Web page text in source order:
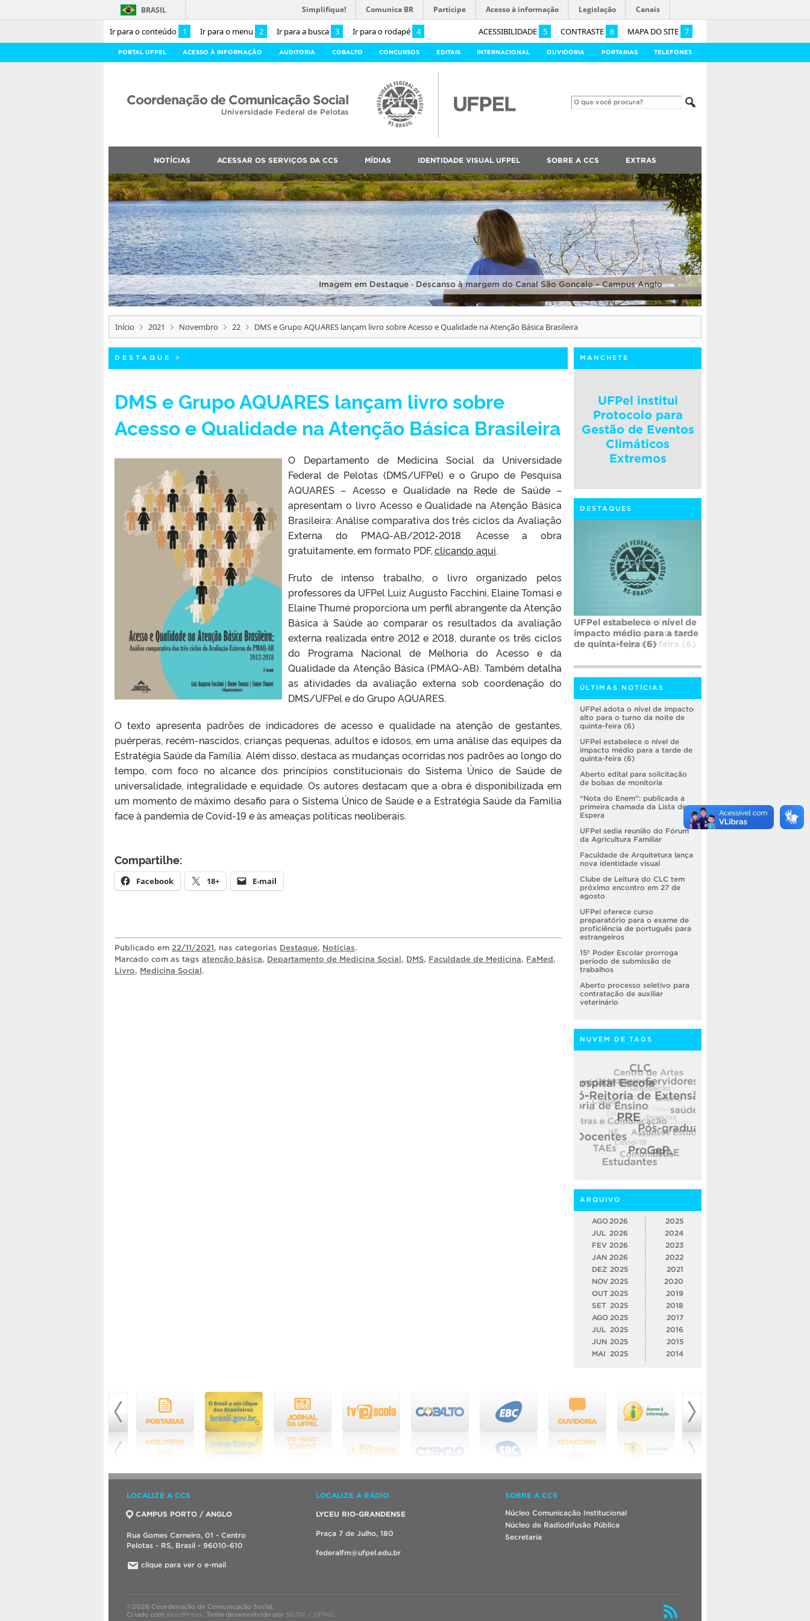
Ir para o conteúdo 1 Ir para o menu 2 Ir para a busca 3 Ir para o rodapé 4 ACESSIBILIDADE 5 CONTRASTE 6 MAPA DO SITE 7
BRASIL Simplifique! Comunica BR Participe Acesso à informação Legislação Canais
PORTAL UFPEL ACESSO À INFORMAÇÃO AUDITORIA COBALTO CONCURSOS EDITAIS INTERNACIONAL OUVIDORIA PORTARIAS TELEFONES
Coordenação de Comunicação Social
Universidade Federal de Pelotas
NOTÍCIAS ACESSAR OS SERVIÇOS DA CCS MÍDIAS IDENTIDADE VISUAL UFPEL SOBRE A CCS EXTRAS
Imagem em Destaque · Descanso à margem do Canal São Gonçalo – Campus Anglo
Início 2021 Novembro 22 DMS e Grupo AQUARES lançam livro sobre Acesso e Qualidade na Atenção Básica Brasileira
DESTAQUE >
DMS e Grupo AQUARES lançam livro sobre
Acesso e Qualidade na Atenção Básica Brasileira
O Departamento de Medicina Social da Universidade
Federal de Pelotas (DMS/UFPel) e o Grupo de Pesquisa
AQUARES – Acesso e Qualidade na Rede de Saúde –
apresentam o livro Acesso e Qualidade na Atenção Básica
Brasileira: Análise comparativa dos três ciclos da Avaliação
Externa do PMAQ-AB/2012-2018. Acesse a obra
gratuitamente, em formato PDF, clicando aqui.
Fruto de intenso trabalho, o livro organizado pelos
professores da UFPel Luiz Augusto Facchini, Elaine Tomasi e
Elaine Thumé proporciona um perfil abrangente da Atenção
Básica à Saúde ao comparar os resultados da avaliação
externa realizada entre 2012 e 2018, durante os três ciclos
do Programa Nacional de Melhoria do Acesso e da
Qualidade da Atenção Básica (PMAQ-AB). Também detalha
as atividades da avaliação externa sob coordenação do
DMS/UFPel e do Grupo AQUARES.
O texto apresenta padrões de indicadores de acesso e qualidade na atenção de gestantes,
puérperas, recém-nascidos, crianças pequenas, adultos e idosos, em uma análise das equipes da
Estratégia Saúde da Família. Além disso, destaca as mudanças ocorridas nos padrões ao longo do
tempo, com foco no alcance dos princípios constitucionais do Sistema Único de Saúde de
universalidade, integralidade e equidade. Os autores destacam que a obra é disponibilizada em
um momento de máximo desafio para o Sistema Único de Saúde e a Estratégia Saúde da Família
face à pandemia de Covid-19 e às ameaças políticas neoliberais.
Compartilhe:
Facebook 18+ E-mail
Publicado em 22/11/2021, nas categorias Destaque, Notícias.
Marcado com as tags atenção básica, Departamento de Medicina Social, DMS, Faculdade de Medicina, FaMed,
Livro, Medicina Social.
MANCHETE
UFPel institui
Protocolo para
Gestão de Eventos
Climáticos
Extremos
DESTAQUES
UFPel estabelece o nível de
impacto médio para a tarde
de quinta-feira (6)
ÚLTIMAS NOTÍCIAS
UFPel adota o nível de impacto
alto para o turno da noite de
quinta-feira (6)
UFPel estabelece o nível de
impacto médio para a tarde de
quinta-feira (6)
Aberto edital para solicitação
de bolsas de monitoria
“Nota do Enem”: publicada a
primeira chamada da Lista de
Espera
UFPel sedia reunião do Fórum
da Agricultura Familiar
Faculdade de Arquitetura lança
nova identidade visual
Clube de Leitura do CLC tem
próximo encontro em 27 de
agosto
UFPel oferece curso
preparatório para o exame de
proficiência de português para
estrangeiros
15º Poder Escolar prorroga
período de submissão de
trabalhos
Aberto processo seletivo para
contratação de auxiliar
veterinário
NUVEM DE TAGS
ARQUIVO
AGO 2026
JUL 2026
FEV 2026
JAN 2026
DEZ 2025
NOV 2025
OUT 2025
SET 2025
AGO 2025
JUL
2025
JUN 2025
MAI
2025
2025
2024
2023
2022
2021
2020
2019
2018
2017
2016
2015
2014
LOCALIZE A CCS
CAMPUS PORTO / ANGLO
Rua Gomes Carneiro, 01 - Centro
Pelotas - RS, Brasil - 96010-610
clique para ver o e-mail
LOCALIZE A RÁDIO
LYCEU RIO-GRANDENSE
Praça 7 de Julho, 180
federalfm@ufpel.edu.br
SOBRE A CCS
Núcleo Comunicação Institucional
Núcleo de Radiodifusão Pública
Secretaria
©2026 Coordenação de Comunicação Social.
Criado com WordPress. Tema desenvolvido por SGTIC / UFPel .